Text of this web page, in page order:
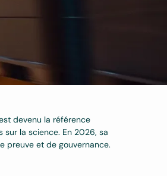
devenu la référence
la science. En 2026, sa
preuve et de gouvernance.